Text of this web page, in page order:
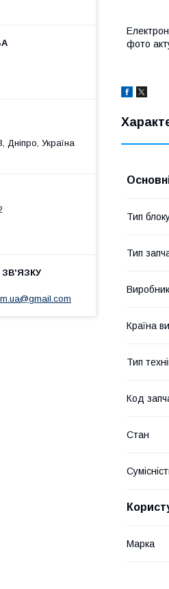
фото
Тип
Тип
Виробник
Країна
Тип
Код
Стан
Марка
Дніпро, Україна